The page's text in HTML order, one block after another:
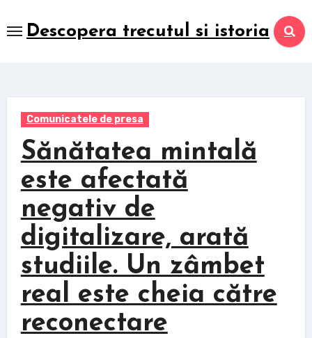
to
Descopera trecutul si istoria
Comunicatele de presa
Sănătatea mintală
este afectată
negativ de
digitalizare, arată
studiile. Un zâmbet
real este cheia către
reconectare